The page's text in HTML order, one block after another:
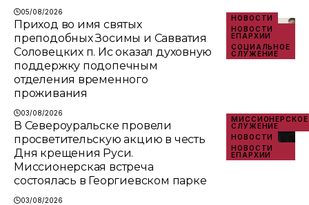
05/08/2026
НОВОСТИ
НОВОСТИ
ЕПАРХИИ
СОЦИАЛЬНОЕ
СЛУЖЕНИЕ
Приход во имя святых
преподобных Зосимы и Савватия
Соловецких п. Ис оказал духовную
поддержку подопечным
отделения временного
проживания
03/08/2026
МИССИОНЕРСКОЕ
СЛУЖЕНИЕ
НОВОСТИ
НОВОСТИ
ЕПАРХИИ
В Североуральске провели
просветительскую акцию в честь
Дня крещения Руси.
Миссионерская встреча
состоялась в Георгиевском парке
03/08/2026